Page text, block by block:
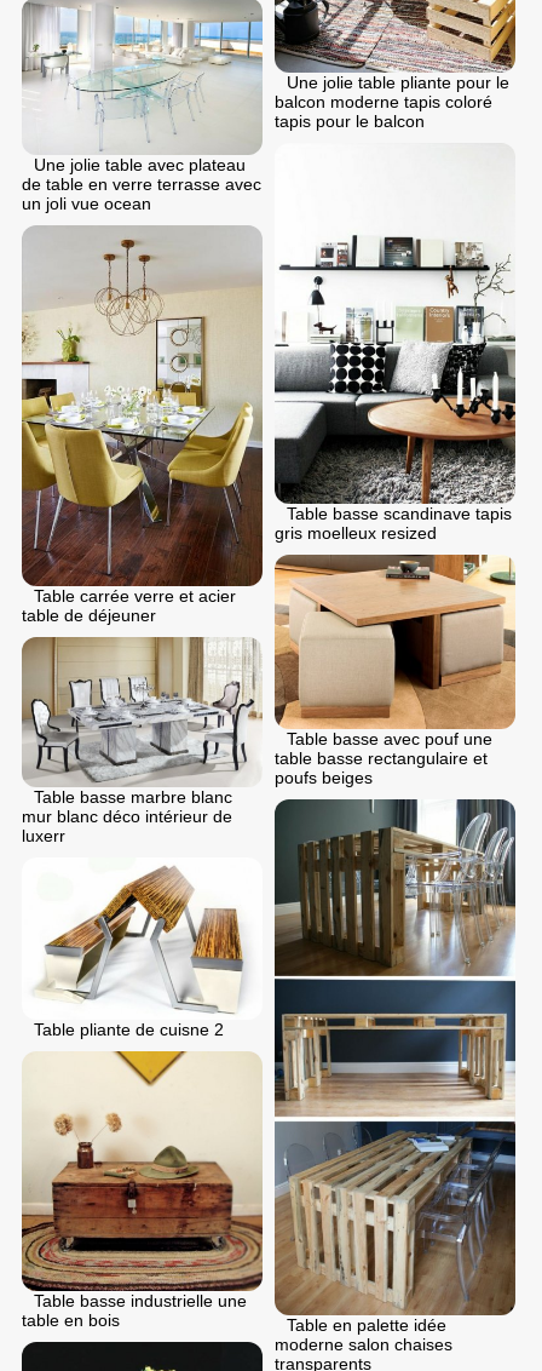
Une jolie table pliante pour le
balcon moderne tapis coloré
tapis pour le balcon
Une jolie table avec plateau
de table en verre terrasse avec
un joli vue ocean
Table basse scandinave tapis
gris moelleux resized
Table carrée verre et acier
table de déjeuner
Table basse avec pouf une
table basse rectangulaire et
poufs beiges
Table basse marbre blanc
mur blanc déco intérieur de
luxerr
Table en palette idée
moderne salon chaises
transparents
Table pliante de cuisne 2
Table basse industrielle une
table en bois